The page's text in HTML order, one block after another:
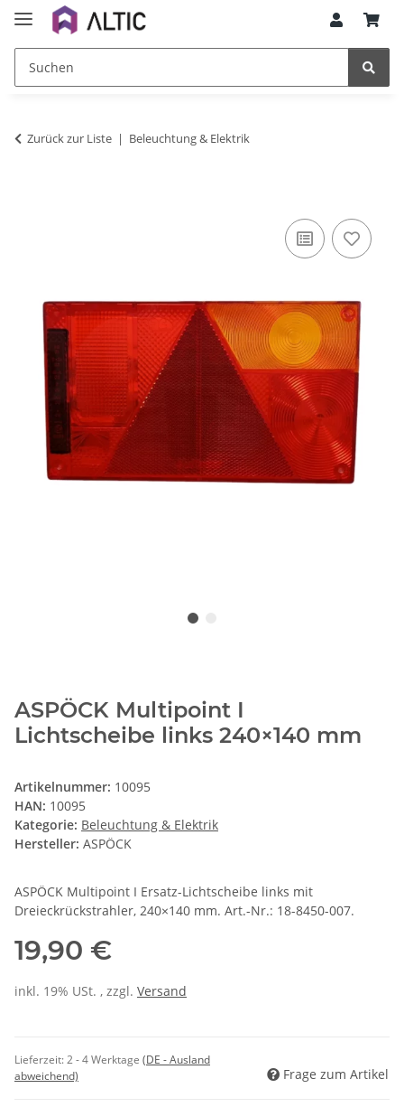
Zurück zur Liste Beleuchtung & Elektrik
ASPÖCK Multipoint I
Lichtscheibe links 240×140 mm
Artikelnummer: 10095
HAN: 10095
Kategorie: Beleuchtung & Elektrik
Hersteller: ASPÖCK
ASPÖCK Multipoint I Ersatz-Lichtscheibe links mit
Dreieckrückstrahler, 240×140 mm. Art.-Nr.: 18-8450-007.
19,90 €
inkl. 19% USt. , zzgl. Versand
Lieferzeit:2 - 4 Werktage (DE - Ausland
abweichend)
Frage zum Artikel